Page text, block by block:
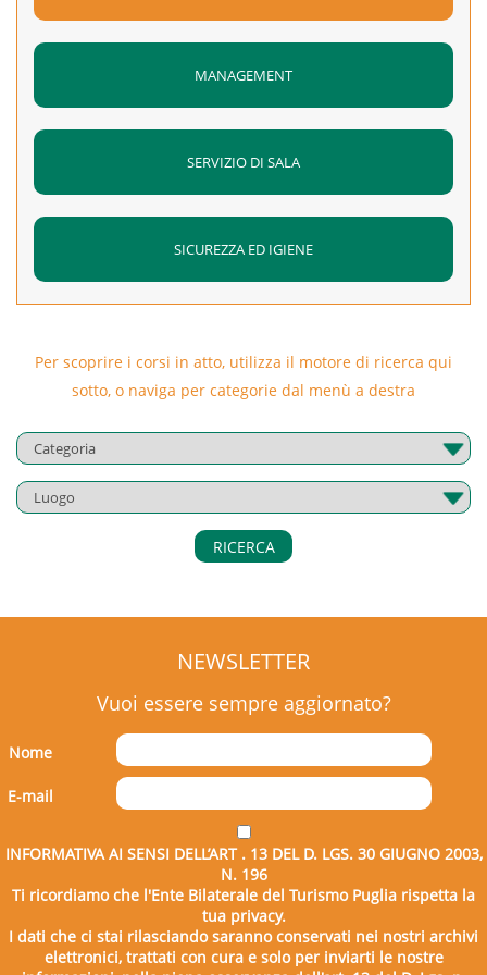
concessione
– Descrizione di azioni in evoluzione
– Espressione dell’anteriorità nel futuro e nel passato
competenze di lettura, ascolto e comprensione della lingua.
Superamento:
che verifica l’apprendimento con esercitazioni simili a
quelle trovate nel corso riguardanti l’intero contenuto
suddiviso per i moduli fruiti
Durata:36 ore
Calendario:14/03/2018 – 16/03/2018 – 19/03/2018 –
29/03/2018 – 30/03/2018
MANAGEMENT
SERVIZIO DI SALA
SICUREZZA ED IGIENE
Per scoprire i corsi in atto, utilizza il motore di ricerca qui
sotto, o naviga per categorie dal menù a destra
RICERCA
NEWSLETTER
Vuoi essere sempre aggiornato?
Nome
E-mail
INFORMATIVA AI SENSI DELL’ART . 13 DEL D. LGS. 30 GIUGNO 2003,
N. 196
Ti ricordiamo che l'Ente Bilaterale del Turismo Puglia rispetta la
tua privacy.
I dati che ci stai rilasciando saranno conservati nei nostri archivi
elettronici, trattati con cura e solo per inviarti le nostre